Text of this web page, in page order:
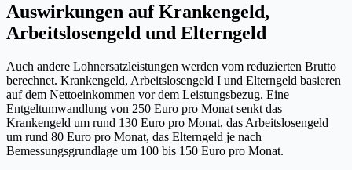
Auswirkungen auf Krankengeld,
Arbeitslosengeld und Elterngeld
Auch andere Lohnersatzleistungen werden vom reduzierten Brutto
berechnet. Krankengeld, Arbeitslosengeld I und Elterngeld basieren
auf dem Nettoeinkommen vor dem Leistungsbezug. Eine
Entgeltumwandlung von 250 Euro pro Monat senkt das
Krankengeld um rund 130 Euro pro Monat, das Arbeitslosengeld
um rund 80 Euro pro Monat, das Elterngeld je nach
Bemessungsgrundlage um 100 bis 150 Euro pro Monat.